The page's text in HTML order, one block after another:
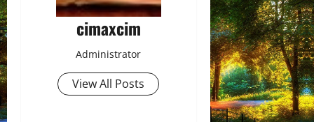
cimaxcim
Administrator
View All Posts